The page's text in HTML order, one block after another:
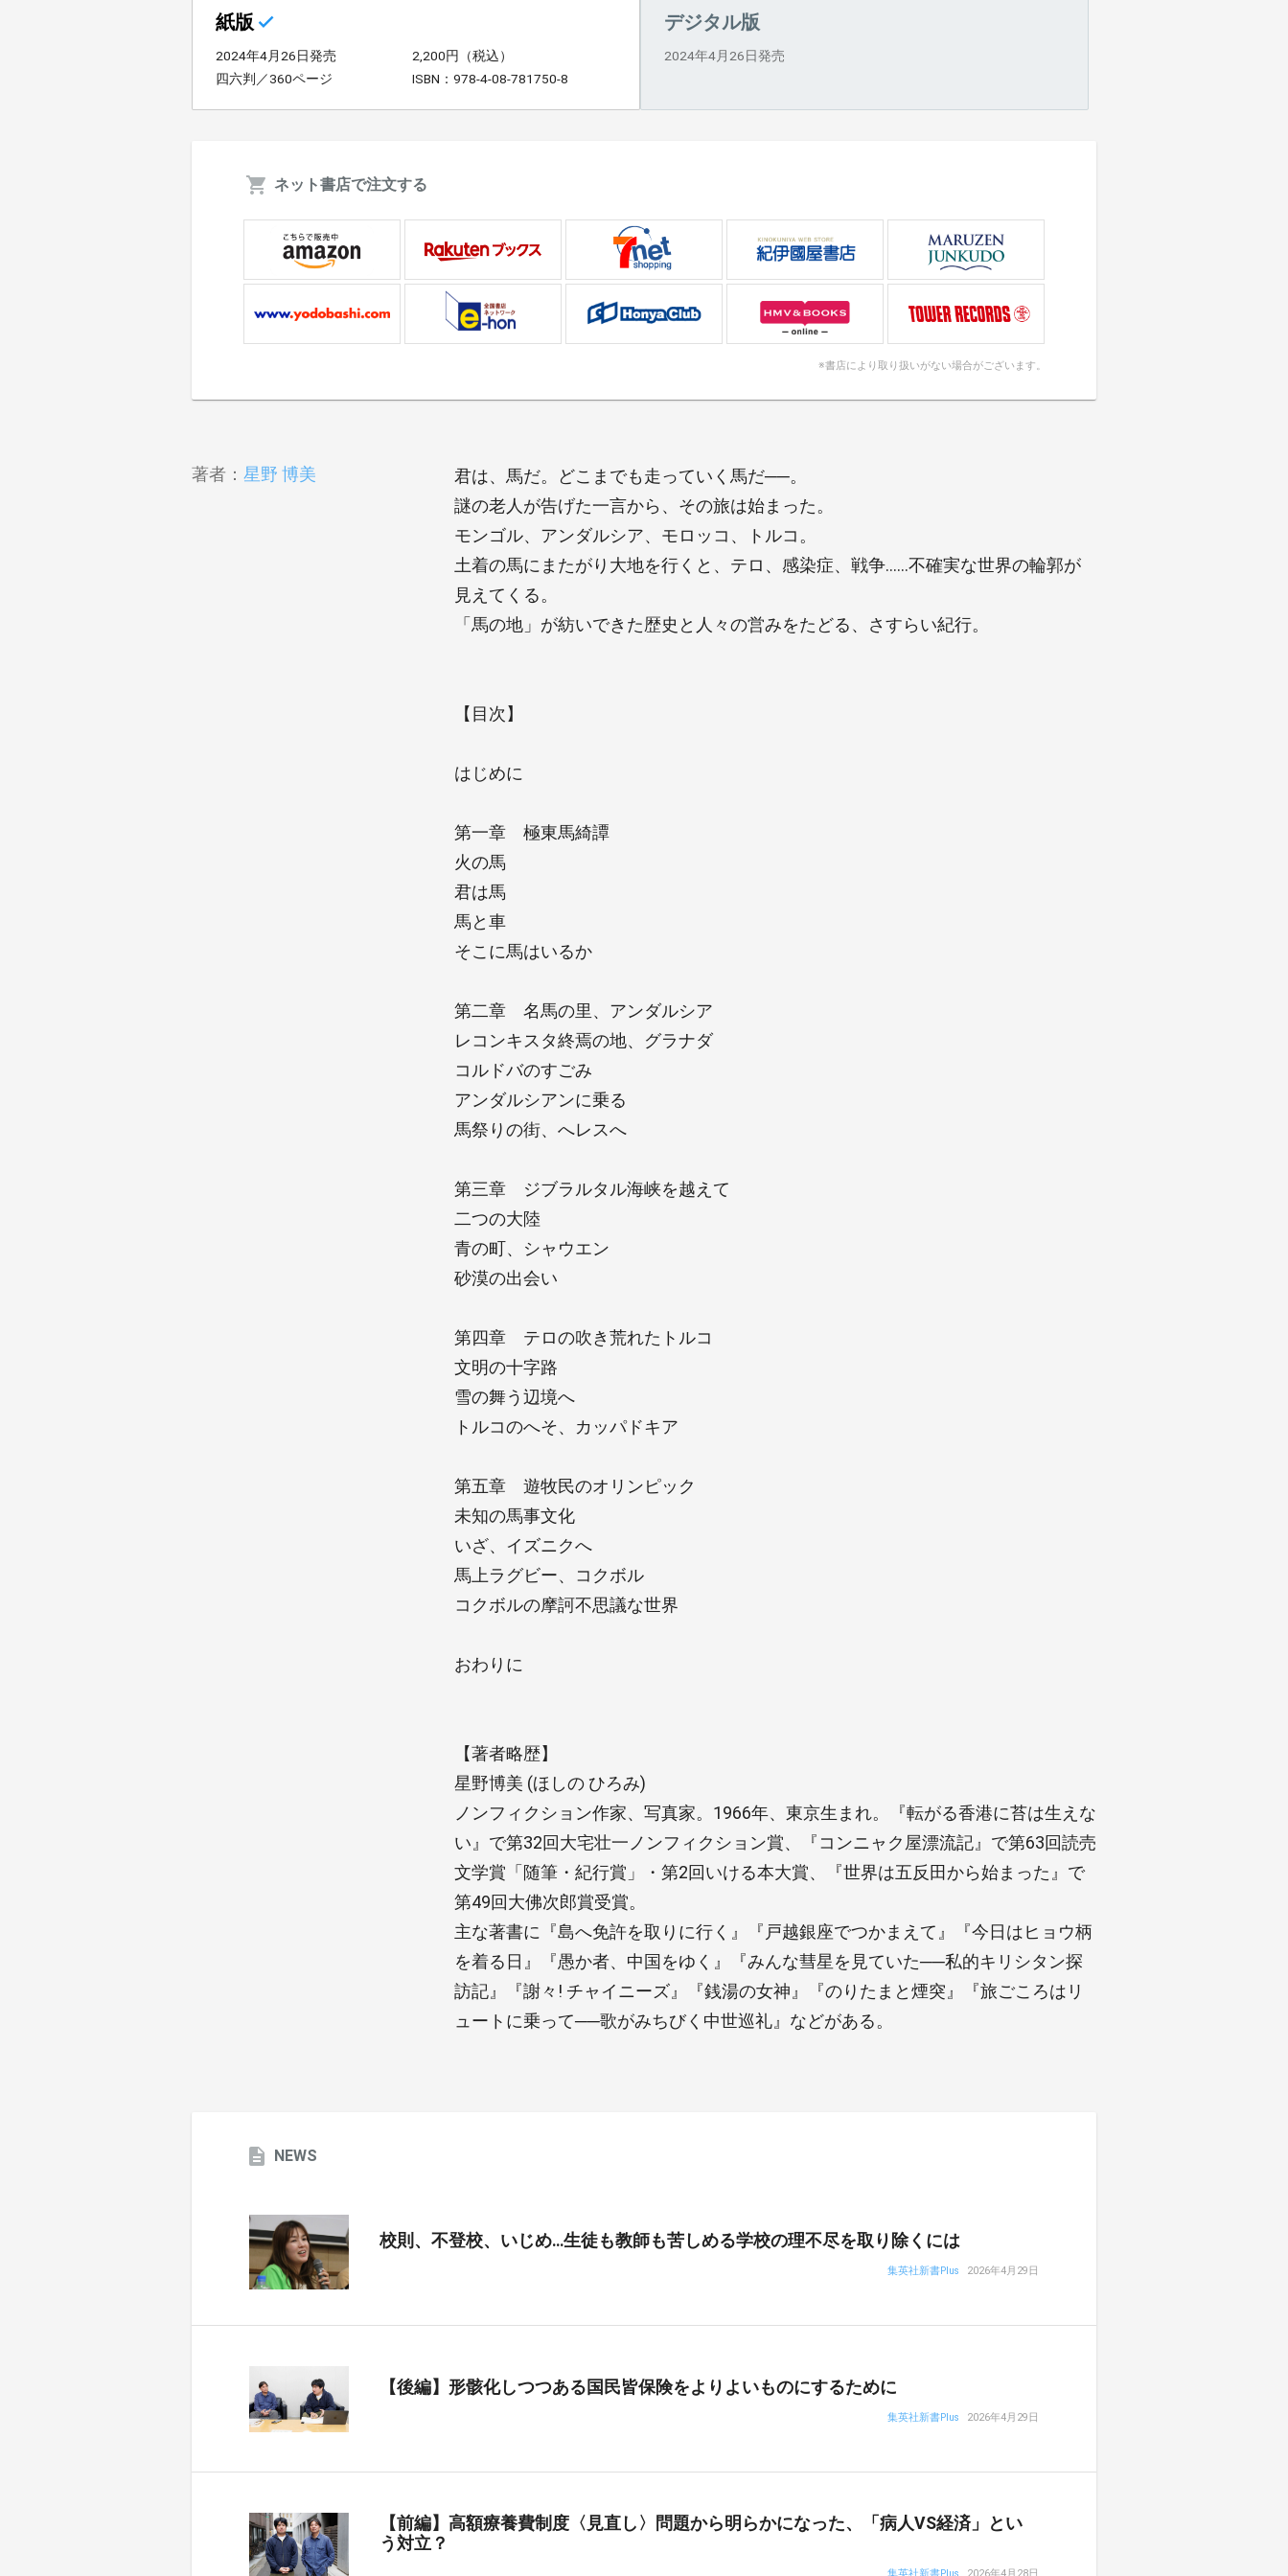
紙版
2024年4月26日発売
2,200円（税込）
四六判／360ページ
ISBN：978-4-08-781750-8
デジタル版
2024年4月26日発売
ネット書店で注文する
※書店により取り扱いがない場合がございます。
著者： 星野 博美
君は、馬だ。どこまでも走っていく馬だ──。
謎の老人が告げた一言から、その旅は始まった。
モンゴル、アンダルシア、モロッコ、トルコ。
土着の馬にまたがり大地を行くと、テロ、感染症、戦争……不確実な世界の輪郭が
見えてくる。
「馬の地」が紡いできた歴史と人々の営みをたどる、さすらい紀行。
【目次】
はじめに
第一章 極東馬綺譚
火の馬
君は馬
馬と車
そこに馬はいるか
第二章 名馬の里、アンダルシア
レコンキスタ終焉の地、グラナダ
コルドバのすごみ
アンダルシアンに乗る
馬祭りの街、へレスへ
第三章 ジブラルタル海峡を越えて
二つの大陸
青の町、シャウエン
砂漠の出会い
第四章 テロの吹き荒れたトルコ
文明の十字路
雪の舞う辺境へ
トルコのへそ、カッパドキア
第五章 遊牧民のオリンピック
未知の馬事文化
いざ、イズニクへ
馬上ラグビー、コクボル
コクボルの摩訶不思議な世界
おわりに
【著者略歴】
星野博美 (ほしの ひろみ)
ノンフィクション作家、写真家。1966年、東京生まれ。『転がる香港に苔は生えな
い』で第32回大宅壮一ノンフィクション賞、『コンニャク屋漂流記』で第63回読売
文学賞「随筆・紀行賞」・第2回いける本大賞、『世界は五反田から始まった』で
第49回大佛次郎賞受賞。
主な著書に『島へ免許を取りに行く』『戸越銀座でつかまえて』『今日はヒョウ柄
を着る日』『愚か者、中国をゆく』『みんな彗星を見ていた──私的キリシタン探
訪記』『謝々! チャイニーズ』『銭湯の女神』『のりたまと煙突』『旅ごころはリ
ュートに乗って──歌がみちびく中世巡礼』などがある。
NEWS
校則、不登校、いじめ…生徒も教師も苦しめる学校の理不尽を取り除くには
集英社新書Plus 2026年4月29日
【後編】形骸化しつつある国民皆保険をよりよいものにするために
集英社新書Plus 2026年4月29日
【前編】高額療養費制度〈見直し〉問題から明らかになった、「病人VS経済」とい
う対立？